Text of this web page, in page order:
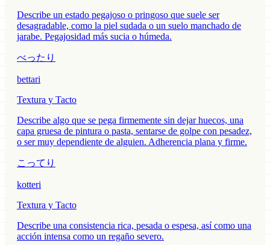
Describe un estado pegajoso o pringoso que suele ser
desagradable, como la piel sudada o un suelo manchado de
jarabe. Pegajosidad más sucia o húmeda.
べったり
bettari
Textura y Tacto
Describe algo que se pega firmemente sin dejar huecos, una
capa gruesa de pintura o pasta, sentarse de golpe con pesadez,
o ser muy dependiente de alguien. Adherencia plana y firme.
こってり
kotteri
Textura y Tacto
Describe una consistencia rica, pesada o espesa, así como una
acción intensa como un regaño severo.